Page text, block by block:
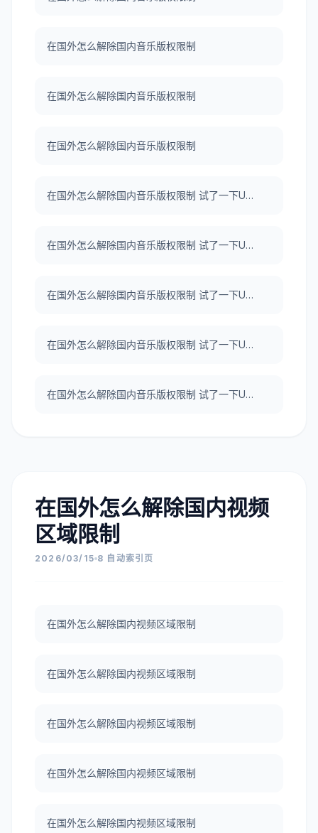
在国外怎么解除国内音乐版权限制
在国外怎么解除国内音乐版权限制
在国外怎么解除国内音乐版权限制
在国外怎么解除国内音乐版权限制 试了一下UNBLOCKCN，真好用。
在国外怎么解除国内音乐版权限制 试了一下UNBLOCKCN，真好用。
在国外怎么解除国内音乐版权限制 试了一下UNBLOCKCN，真好用。
在国外怎么解除国内音乐版权限制 试了一下UNBLOCKCN，真好用。
在国外怎么解除国内音乐版权限制 试了一下UNBLOCKCN，真好用。
在国外怎么解除国内视频
区域限制
2026/03/15 8 自动索引页
在国外怎么解除国内视频区域限制
在国外怎么解除国内视频区域限制
在国外怎么解除国内视频区域限制
在国外怎么解除国内视频区域限制
在国外怎么解除国内视频区域限制